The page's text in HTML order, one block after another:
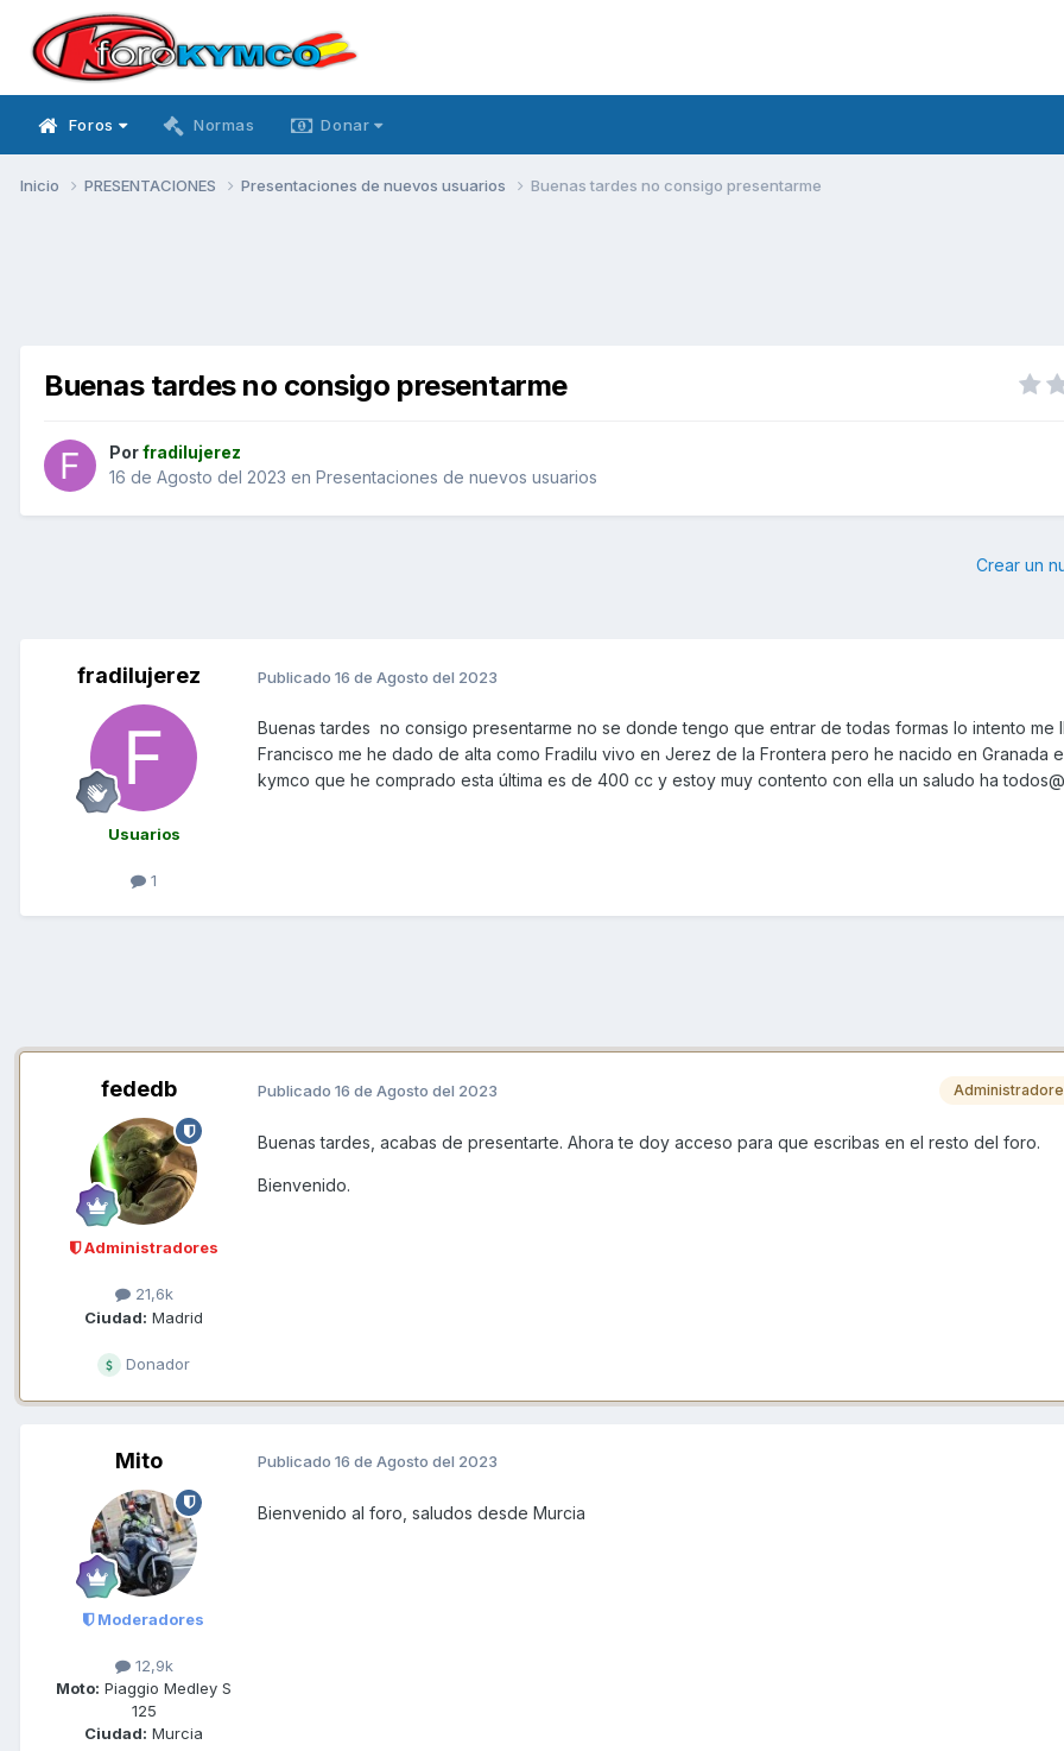
Foros Normas Donar
Inicio PRESENTACIONES Presentaciones de nuevos usuarios Buenas tardes no consigo presentarme
Buenas tardes no consigo presentarme
Porfradilujerez
16 de Agosto del 2023 en Presentaciones de nuevos usuarios
Crear un
fradilujerez
Usuarios
1
Publicado 16 de Agosto del 2023
Buenas tardes no consigo presentarme no se donde tengo que entrar de todas formas lo intento me
Francisco me he dado de alta como Fradilu vivo en Jerez de la Frontera pero he nacido en Granada
kymco que he comprado esta última es de 400 cc y estoy muy contento con ella un saludo ha
fededb
Administradores
21,6k
Ciudad: Madrid
Donador
Publicado 16 de Agosto del 2023
Buenas tardes, acabas de presentarte. Ahora te doy acceso para que escribas en el resto del foro.
Bienvenido.
Mito
Moderadores
12,9k
Moto: Piaggio Medley S
125
Ciudad: Murcia
Publicado 16 de Agosto del 2023
Bienvenido al foro, saludos desde Murcia